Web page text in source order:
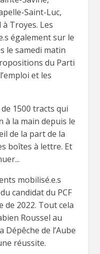
Saint-Luc,
Troyes. Les
également sur le
le samedi matin
du Parti
et les
1500 tracts qui
à la main depuis le
de la part de la
boîtes à lettre. Et
mobilisé.e.s
candidat du PCF
de 2022. Tout cela
Roussel au
de l’Aube
réussite.